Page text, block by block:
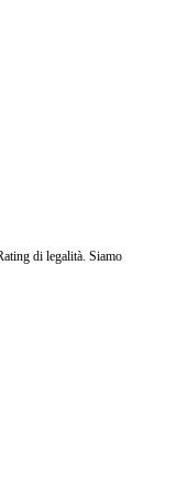
di legalità. Siamo